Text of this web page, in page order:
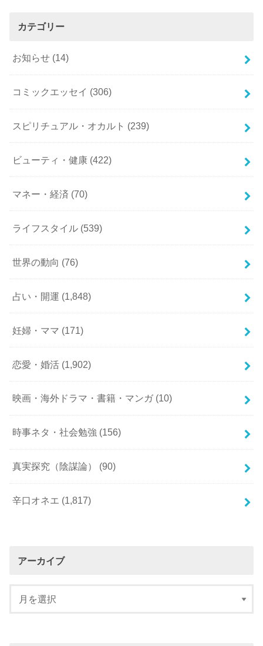
カテゴリー
お知らせ (14)
コミックエッセイ (306)
スピリチュアル・オカルト (239)
ビューティ・健康 (422)
マネー・経済 (70)
ライフスタイル (539)
世界の動向 (76)
占い・開運 (1,848)
妊婦・ママ (171)
恋愛・婚活 (1,902)
映画・海外ドラマ・書籍・マンガ (10)
時事ネタ・社会勉強 (156)
真実探究（陰謀論） (90)
辛口オネエ (1,817)
アーカイブ